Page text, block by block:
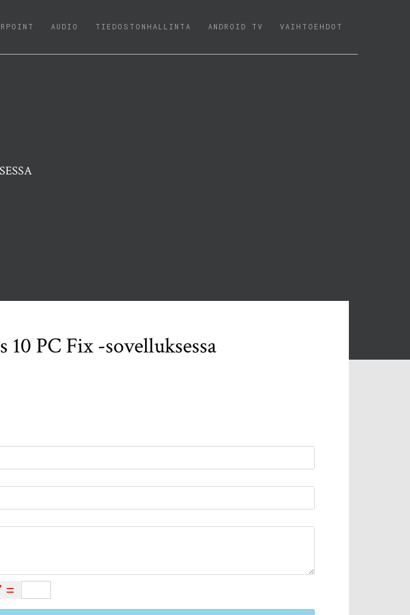
AUDIO TIEDOSTONHALLINTA ANDROID TV VAIHTOEHDOT
PC Fix -sovelluksessa